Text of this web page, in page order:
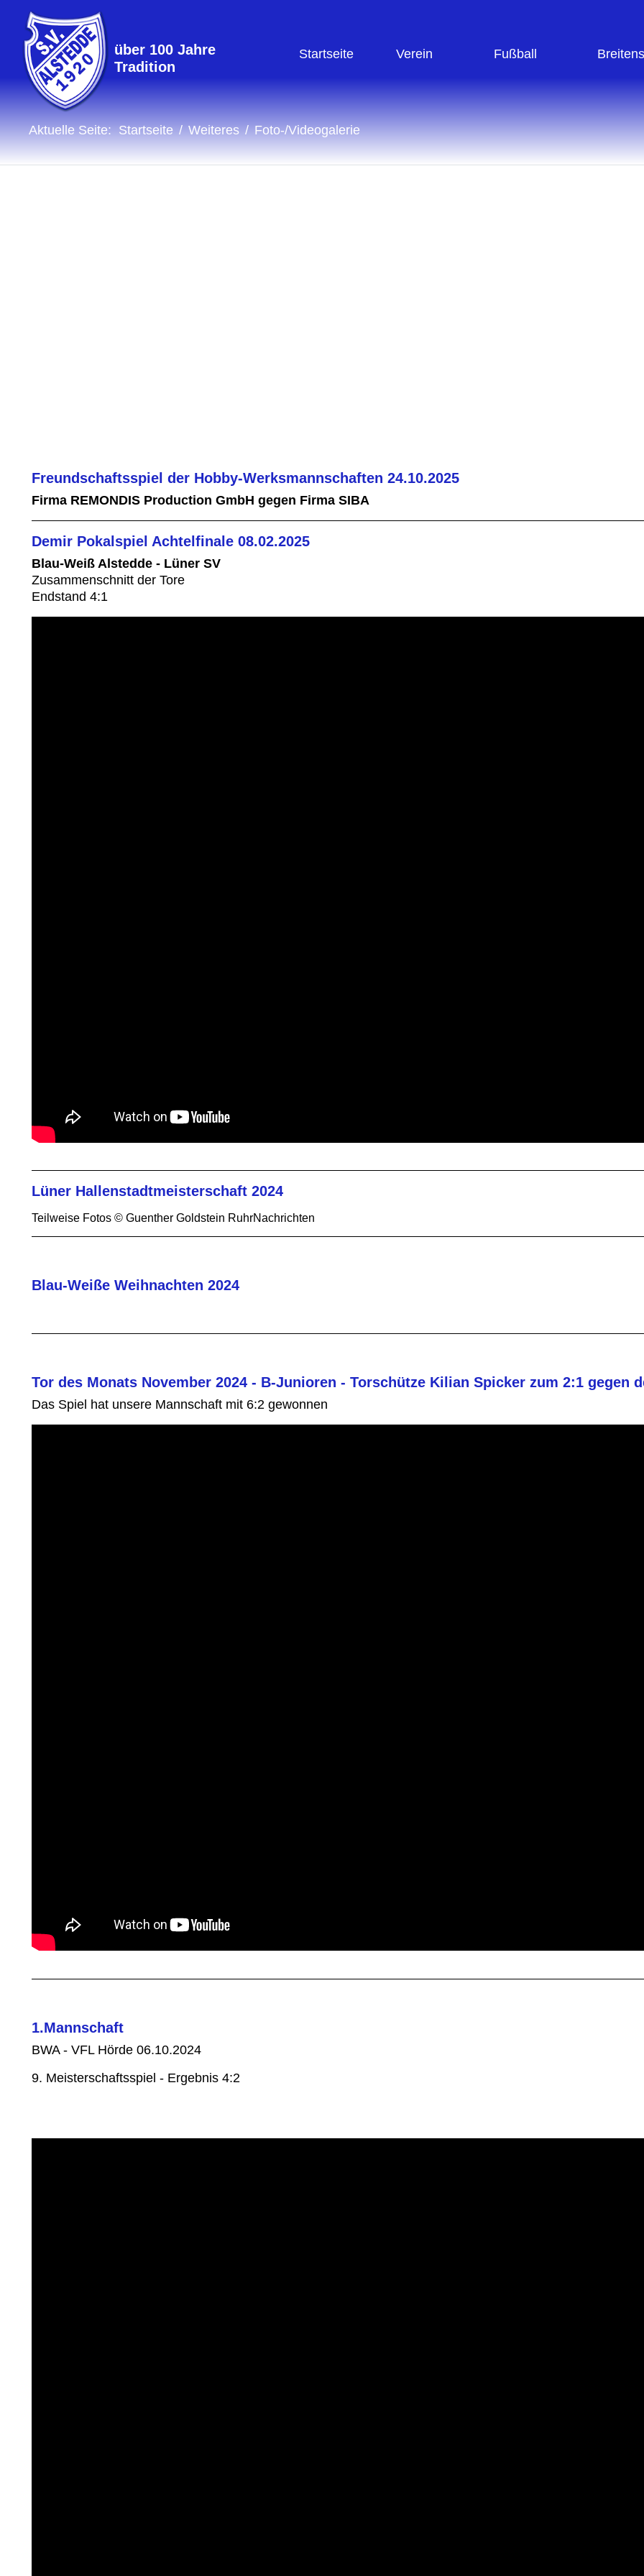
über 100 Jahre
Tradition
Startseite Verein Fußball
Aktuelle Seite: Startseite Weiteres Foto-/Videogalerie
Freundschaftsspiel der Hobby-Werksmannschaften 24.10.2025
Firma REMONDIS Production GmbH gegen Firma SIBA
Demir Pokalspiel Achtelfinale 08.02.2025
Blau-Weiß Alstedde - Lüner SV
Zusammenschnitt der Tore
Endstand 4:1
Lüner Hallenstadtmeisterschaft 2024
Teilweise Fotos © Guenther Goldstein RuhrNachrichten
Blau-Weiße Weihnachten 2024
Tor des Monats November 2024 - B-Junioren - Torschütze Kilian Spicker zum 2:1 gegen
Das Spiel hat unsere Mannschaft mit 6:2 gewonnen
1.Mannschaft
BWA - VFL Hörde 06.10.2024
9. Meisterschaftsspiel - Ergebnis 4:2